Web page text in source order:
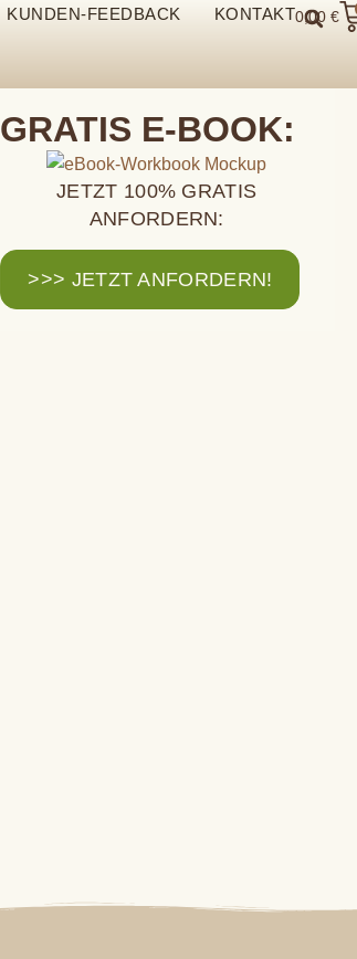
KUNDEN-FEEDBACK KONTAKT0,00€
GRATIS E-BOOK:
JETZT 100% GRATIS
ANFORDERN:
>>> JETZT ANFORDERN!